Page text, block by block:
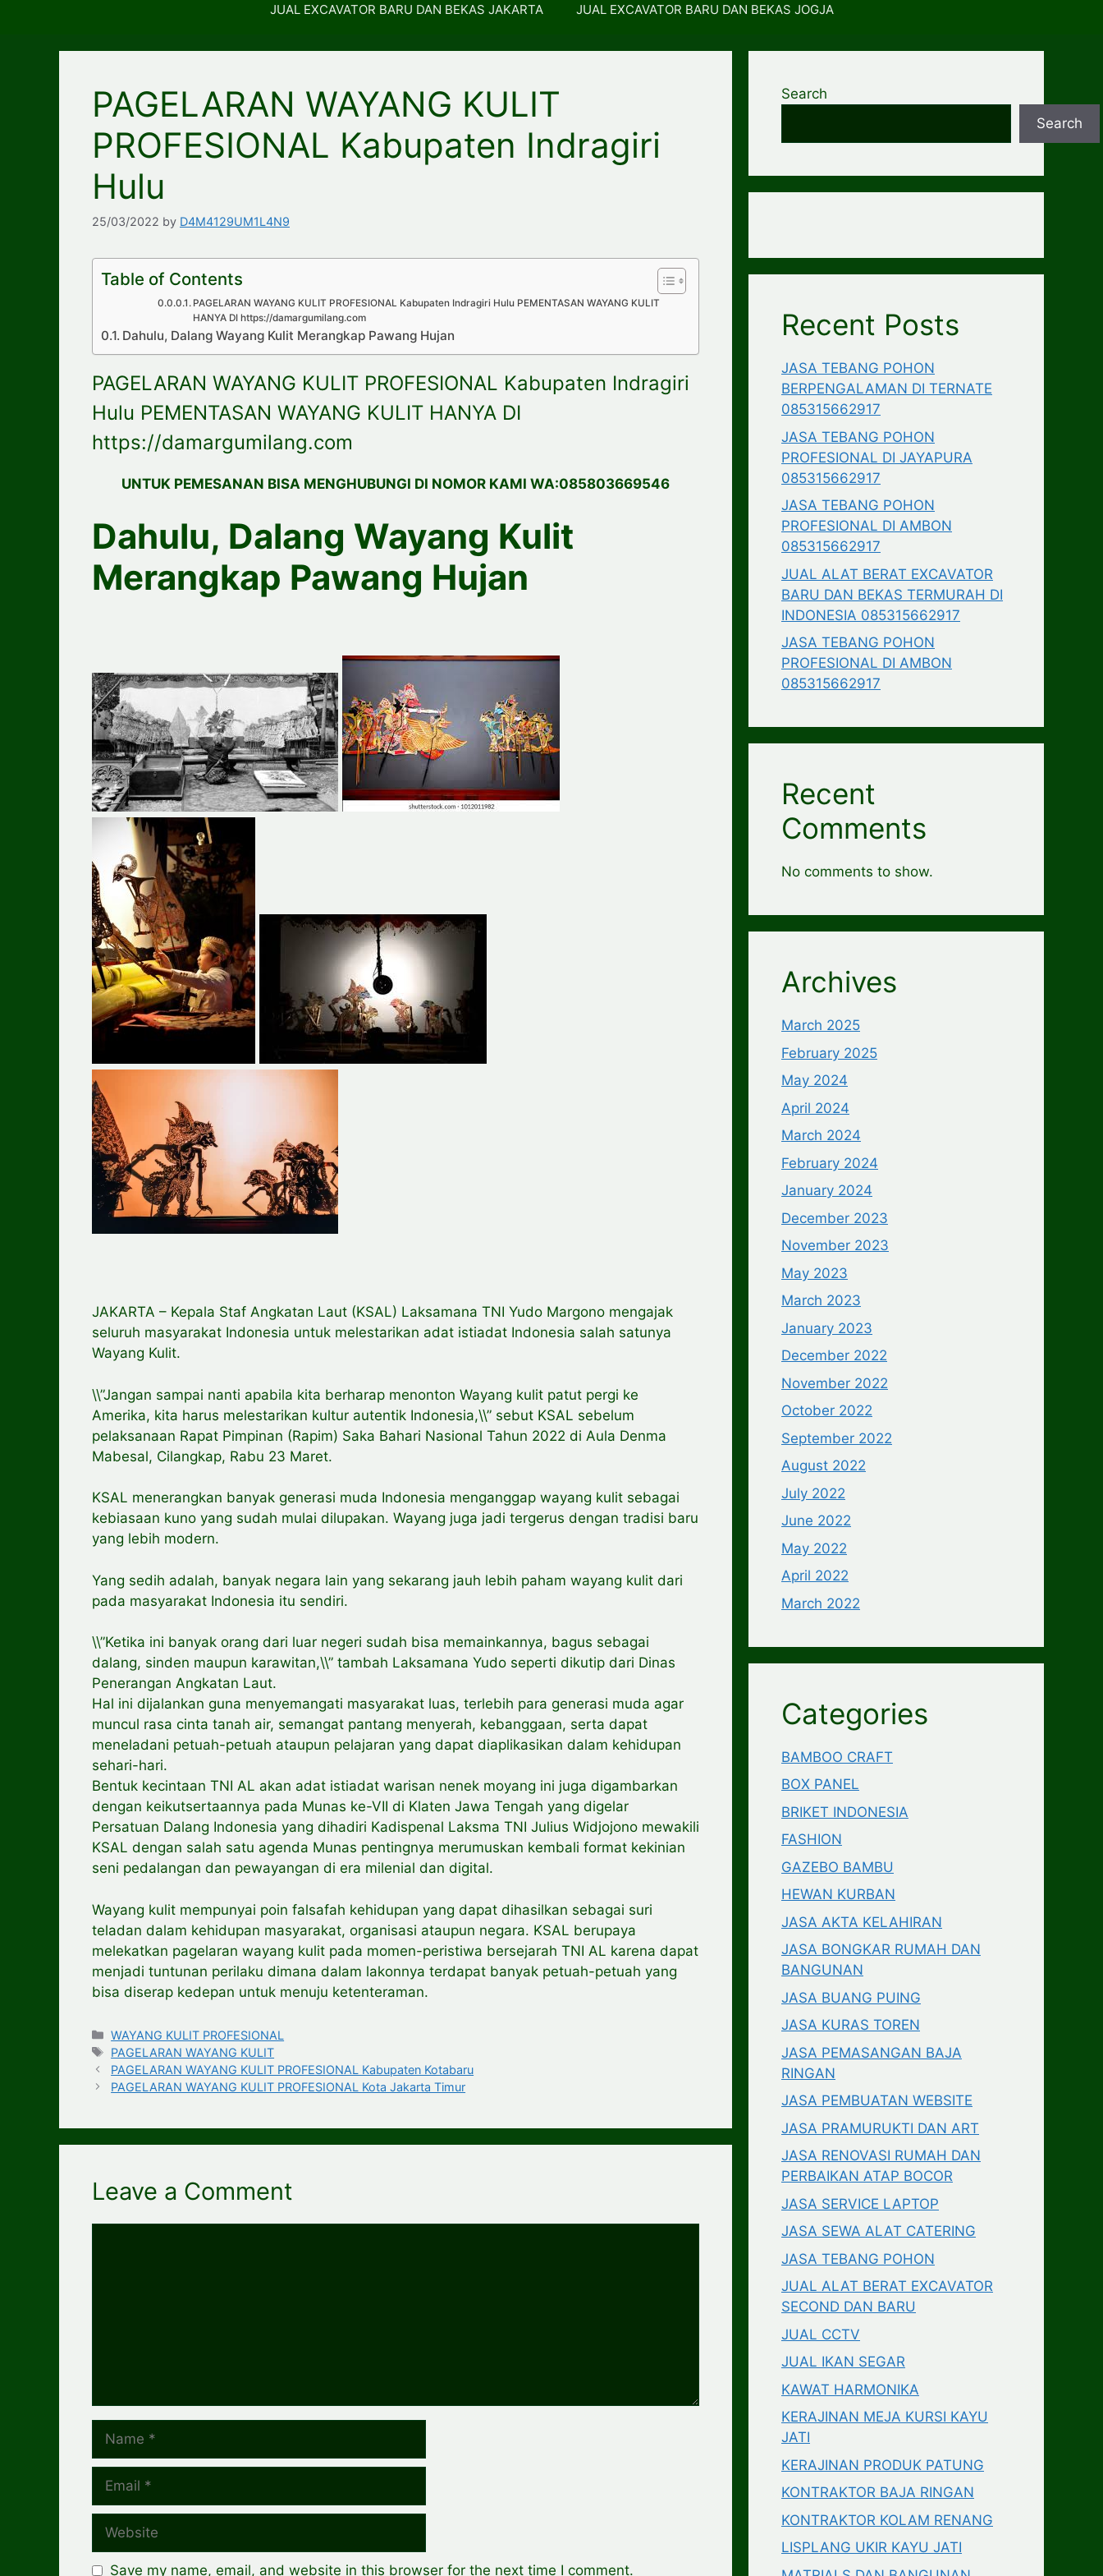
JUAL EXCAVATOR BARU DAN BEKAS JAKARTA JUAL EXCAVATOR BARU DAN BEKAS JOGJA
PAGELARAN WAYANG KULIT
PROFESIONAL Kabupaten Indragiri
Hulu
25/03/2022 by D4M4129UM1L4N9
Table of Contents
PAGELARAN WAYANG KULIT PROFESIONAL Kabupaten Indragiri Hulu PEMENTASAN WAYANG KULIT
HANYA DI https://damargumilang.com
Dahulu, Dalang Wayang Kulit Merangkap Pawang Hujan
PAGELARAN WAYANG KULIT PROFESIONAL Kabupaten Indragiri
Hulu PEMENTASAN WAYANG KULIT HANYA DI
https://damargumilang.com
UNTUK PEMESANAN BISA MENGHUBUNGI DI NOMOR KAMI WA:085803669546
Dahulu, Dalang Wayang Kulit
Merangkap Pawang Hujan
JAKARTA – Kepala Staf Angkatan Laut (KSAL) Laksamana TNI Yudo Margono mengajak
seluruh masyarakat Indonesia untuk melestarikan adat istiadat Indonesia salah satunya
Wayang Kulit.
\\”Jangan sampai nanti apabila kita berharap menonton Wayang kulit patut pergi ke
Amerika, kita harus melestarikan kultur autentik Indonesia,\\” sebut KSAL sebelum
pelaksanaan Rapat Pimpinan (Rapim) Saka Bahari Nasional Tahun 2022 di Aula Denma
Mabesal, Cilangkap, Rabu 23 Maret.
KSAL menerangkan banyak generasi muda Indonesia menganggap wayang kulit sebagai
kebiasaan kuno yang sudah mulai dilupakan. Wayang juga jadi tergerus dengan tradisi baru
yang lebih modern.
Yang sedih adalah, banyak negara lain yang sekarang jauh lebih paham wayang kulit dari
pada masyarakat Indonesia itu sendiri.
\\”Ketika ini banyak orang dari luar negeri sudah bisa memainkannya, bagus sebagai
dalang, sinden maupun karawitan,\\” tambah Laksamana Yudo seperti dikutip dari Dinas
Penerangan Angkatan Laut.
Hal ini dijalankan guna menyemangati masyarakat luas, terlebih para generasi muda agar
muncul rasa cinta tanah air, semangat pantang menyerah, kebanggaan, serta dapat
meneladani petuah-petuah ataupun pelajaran yang dapat diaplikasikan dalam kehidupan
sehari-hari.
Bentuk kecintaan TNI AL akan adat istiadat warisan nenek moyang ini juga digambarkan
dengan keikutsertaannya pada Munas ke-VII di Klaten Jawa Tengah yang digelar
Persatuan Dalang Indonesia yang dihadiri Kadispenal Laksma TNI Julius Widjojono mewakili
KSAL dengan salah satu agenda Munas pentingnya merumuskan kembali format kekinian
seni pedalangan dan pewayangan di era milenial dan digital.
Wayang kulit mempunyai poin falsafah kehidupan yang dapat dihasilkan sebagai suri
teladan dalam kehidupan masyarakat, organisasi ataupun negara. KSAL berupaya
melekatkan pagelaran wayang kulit pada momen-peristiwa bersejarah TNI AL karena dapat
menjadi tuntunan perilaku dimana dalam lakonnya terdapat banyak petuah-petuah yang
bisa diserap kedepan untuk menuju ketenteraman.
Categories
WAYANG KULIT PROFESIONAL
Tags
PAGELARAN WAYANG KULIT
PAGELARAN WAYANG KULIT PROFESIONAL Kabupaten Kotabaru
PAGELARAN WAYANG KULIT PROFESIONAL Kota Jakarta Timur
Leave a Comment
Save my name, email, and website in this browser for the next time I comment.
Search
Search
Recent Posts
JASA TEBANG POHON
BERPENGALAMAN DI TERNATE
085315662917
JASA TEBANG POHON
PROFESIONAL DI JAYAPURA
085315662917
JASA TEBANG POHON
PROFESIONAL DI AMBON
085315662917
JUAL ALAT BERAT EXCAVATOR
BARU DAN BEKAS TERMURAH DI
INDONESIA 085315662917
JASA TEBANG POHON
PROFESIONAL DI AMBON
085315662917
Recent
Comments
No comments to show.
Archives
March 2025
February 2025
May 2024
April 2024
March 2024
February 2024
January 2024
December 2023
November 2023
May 2023
March 2023
January 2023
December 2022
November 2022
October 2022
September 2022
August 2022
July 2022
June 2022
May 2022
April 2022
March 2022
Categories
BAMBOO CRAFT
BOX PANEL
BRIKET INDONESIA
FASHION
GAZEBO BAMBU
HEWAN KURBAN
JASA AKTA KELAHIRAN
JASA BONGKAR RUMAH DAN
BANGUNAN
JASA BUANG PUING
JASA KURAS TOREN
JASA PEMASANGAN BAJA
RINGAN
JASA PEMBUATAN WEBSITE
JASA PRAMURUKTI DAN ART
JASA RENOVASI RUMAH DAN
PERBAIKAN ATAP BOCOR
JASA SERVICE LAPTOP
JASA SEWA ALAT CATERING
JASA TEBANG POHON
JUAL ALAT BERAT EXCAVATOR
SECOND DAN BARU
JUAL CCTV
JUAL IKAN SEGAR
KAWAT HARMONIKA
KERAJINAN MEJA KURSI KAYU
JATI
KERAJINAN PRODUK PATUNG
KONTRAKTOR BAJA RINGAN
KONTRAKTOR KOLAM RENANG
LISPLANG UKIR KAYU JATI